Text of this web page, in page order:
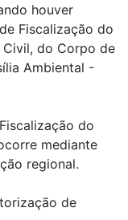
houver
Fiscalização do
do Corpo de
Ambiental -
do
mediante
regional.
de